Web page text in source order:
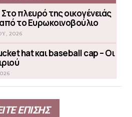
πλευρό της οικογένειάς
το Ευρωκοινοβούλιο
2026
hat και baseball cap – Οι
ΕΠΙΣΗΣ